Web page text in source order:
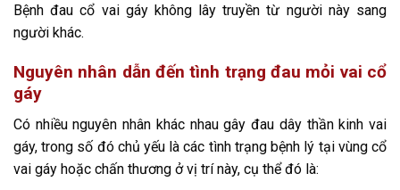
Bệnh đau cổ vai gáy không lây truyền từ người này sang
người khác.
Nguyên nhân dẫn đến tình trạng đau mỏi vai cổ
gáy
Có nhiều nguyên nhân khác nhau gây đau dây thần kinh vai
gáy, trong số đó chủ yếu là các tình trạng bệnh lý tại vùng cổ
vai gáy hoặc chấn thương ở vị trí này, cụ thể đó là: